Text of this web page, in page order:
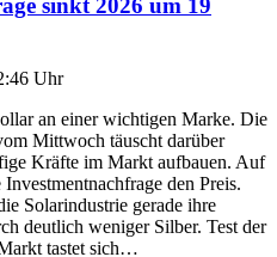
sinkt 2026 um 19
Uhr
an einer wichtigen Marke. Die
Mittwoch täuscht darüber
Kräfte im Markt aufbauen. Auf
den Preis.
Solarindustrie gerade ihre
deutlich weniger Silber. Test der
tastet sich…